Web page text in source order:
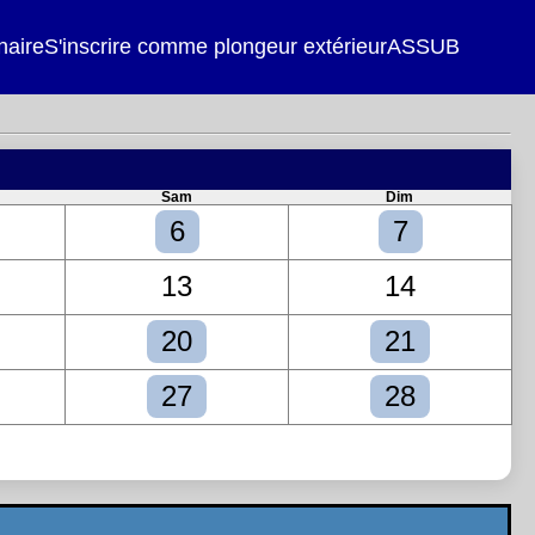
S'inscrire comme plongeur extérieurASSUB
Sam Dim
6
7
13
14
20
21
27
28